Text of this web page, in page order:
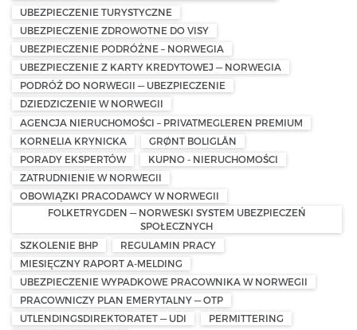
UBEZPIECZENIE TURYSTYCZNE
UBEZPIECZENIE ZDROWOTNE DO VISY
UBEZPIECZENIE PODRÓŻNE – NORWEGIA
UBEZPIECZENIE Z KARTY KREDYTOWEJ — NORWEGIA
PODRÓŻ DO NORWEGII — UBEZPIECZENIE
DZIEDZICZENIE W NORWEGII
AGENCJA NIERUCHOMOŚCI – PRIVATMEGLEREN PREMIUM
KORNELIA KRYNICKA
GRØNT BOLIGLÅN
PORADY EKSPERTÓW
KUPNO - NIERUCHOMOŚCI
ZATRUDNIENIE W NORWEGII
OBOWIĄZKI PRACODAWCY W NORWEGII
FOLKETRYGDEN — NORWESKI SYSTEM UBEZPIECZEŃ
SPOŁECZNYCH
SZKOLENIE BHP
REGULAMIN PRACY
MIESIĘCZNY RAPORT A-MELDING
UBEZPIECZENIE WYPADKOWE PRACOWNIKA W NORWEGII
PRACOWNICZY PLAN EMERYTALNY — OTP
UTLENDINGSDIREKTORATET — UDI
PERMITTERING